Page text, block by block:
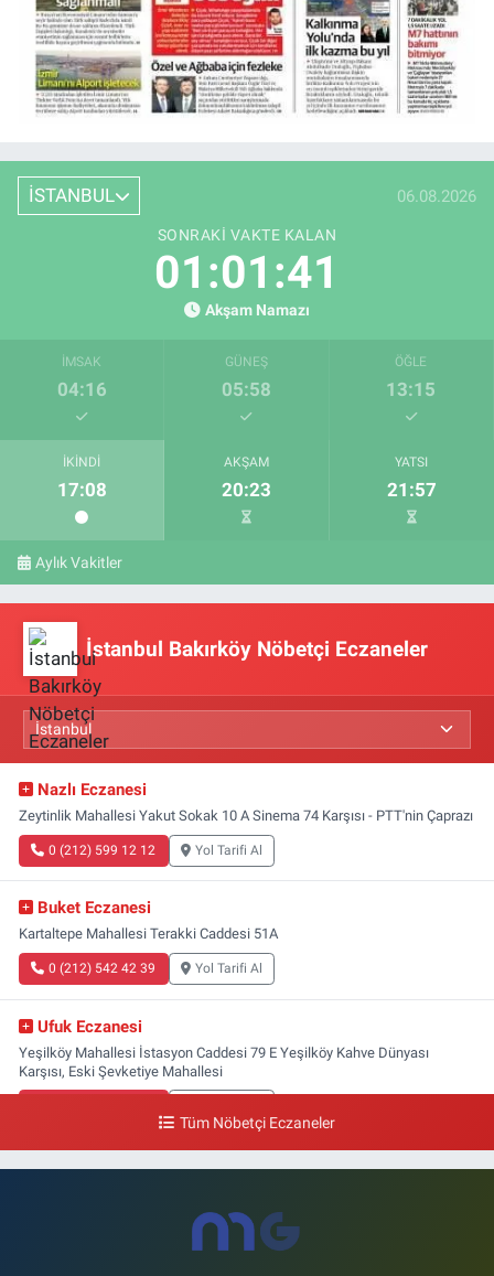
İSTANBUL 06.08.2026
SONRAKI VAKTE KALAN
01:01:41
Akşam Namazı
İMSAK
04:16
GÜNEŞ
05:58
ÖĞLE
13:15
İKINDI
17:08
AKŞAM
20:23
YATSI
21:57
Aylık Vakitler
İstanbul Bakırköy Nöbetçi Eczaneler
Nazlı Eczanesi
Zeytinlik Mahallesi Yakut Sokak 10 A Sinema 74 Karşısı - PTT'nin Çaprazı
0 (212) 599 12 12 Yol Tarifi Al
Buket Eczanesi
Kartaltepe Mahallesi Terakki Caddesi 51A
0 (212) 542 42 39 Yol Tarifi Al
Ufuk Eczanesi
Yeşilköy Mahallesi İstasyon Caddesi 79 E Yeşilköy Kahve Dünyası
Karşısı, Eski Şevketiye Mahallesi
Yol Tarifi Al
Tüm Nöbetçi Eczaneler